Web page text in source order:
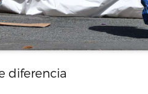
diferencia